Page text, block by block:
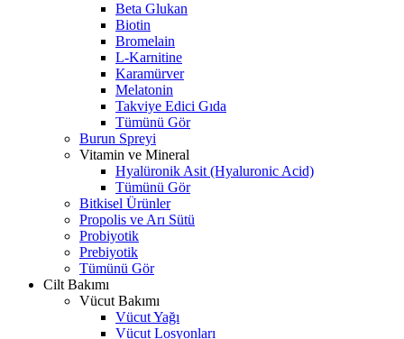
Beta Glukan
Biotin
Bromelain
L-Karnitine
Karamürver
Melatonin
Takviye Edici Gıda
Tümünü Gör
Burun Spreyi
Vitamin ve Mineral
Hyalüronik Asit (Hyaluronic Acid)
Tümünü Gör
Bitkisel Ürünler
Propolis ve Arı Sütü
Probiyotik
Prebiyotik
Tümünü Gör
Cilt Bakımı
Vücut Bakımı
Vücut Yağı
Vücut Losyonları